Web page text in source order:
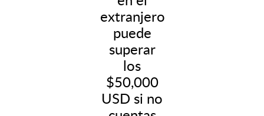
extranjero
puede
superar
los
$50,000
USD si no